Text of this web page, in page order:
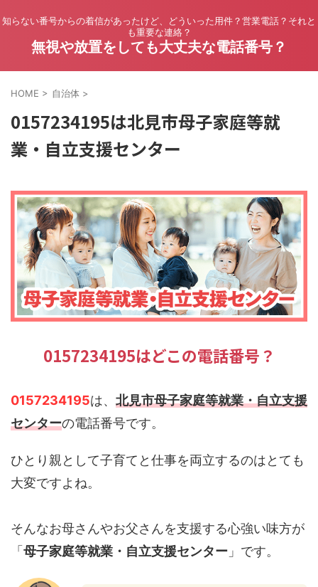
知らない番号からの着信があったけど、どういった用件？営業電話？それと
も重要な連絡？
無視や放置をしても大丈夫な電話番号？
HOME > 自治体 >
0157234195は北見市母子家庭等就
業・自立支援センター
0157234195はどこの電話番号？
0157234195は、 北見市母子家庭等就業・自立支援
センターの電話番号です。
ひとり親として子育てと仕事を両立するのはとても
大変ですよね。
そんなお母さんやお父さんを支援する心強い味方が
「 母子家庭等就業・自立支援センター 」です。